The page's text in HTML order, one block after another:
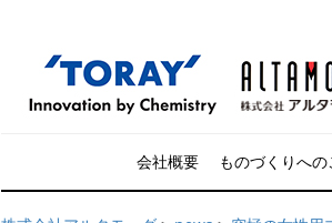
会社概要 ものづくりへの